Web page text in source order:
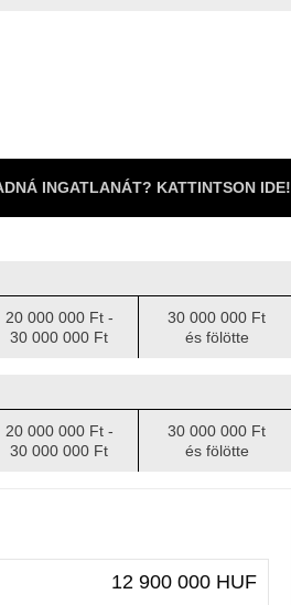
INGATLANÁT? KATTINTSON IDE!
20 000 000 Ft -
30 000 000 Ft
30 000 000 Ft
és fölötte
20 000 000 Ft -
30 000 000 Ft
30 000 000 Ft
és fölötte
12 900 000 HUF